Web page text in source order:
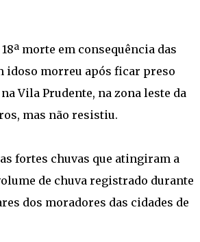
morte em consequência das
idoso morreu após ficar preso
Vila Prudente, na zona leste da
mas não resistiu.
fortes chuvas que atingiram a
de chuva registrado durante
dos moradores das cidades de